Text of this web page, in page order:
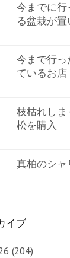
今までに
る盆栽が
今まで行
ているお店
枝枯れし
松を購入
真柏のシャ
イブ
(204)